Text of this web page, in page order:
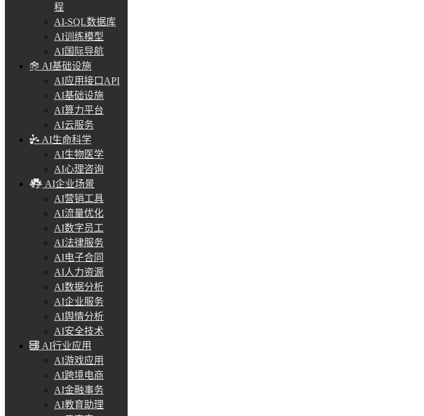
程
AI-SQL数据库
AI训练模型
AI国际导航
AI基础设施
AI应用接口API
AI基础设施
AI算力平台
AI云服务
AI生命科学
AI生物医学
AI心理咨询
AI企业场景
AI营销工具
AI流量优化
AI数字员工
AI法律服务
AI电子合同
AI人力资源
AI数据分析
AI企业服务
AI舆情分析
AI安全技术
AI行业应用
AI游戏应用
AI跨境电商
AI金融事务
AI教育助理